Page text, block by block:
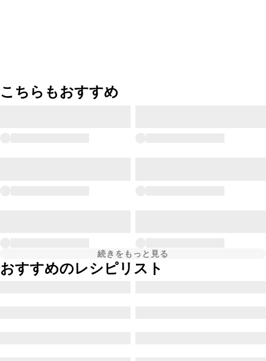
こちらもおすすめ
続きをもっと見る
おすすめのレシピリスト